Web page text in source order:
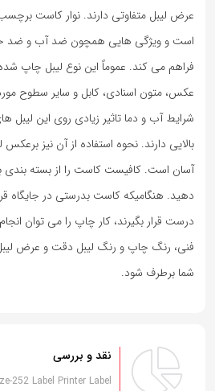
عرض لیبل متفاوتی دارند. نوار کاست برچسب
است و ویژگی هایی همچون ضد آب و ضد
فراهم می کند. عموماً این نوع لیبل چاپ
عکس، متون اسنادی، کابل و سایر سطوح
شرایط آب و دما تاثیر زیادی روی این
بالایی دارند. نحوه استفاده از آن نیز برعکس
آسان است. کافیست کاست را از بسته بندی
دهید. هنگامیکه کاست بدرستی در جایگاه
درست قرار بگیرند، کار چاپ را می توان
فنی، رنگ چاپ و رنگ لیبل دقت و عرض لیبل
شما برطرف شود.
نقد و بررسی
252 Label Printer Label